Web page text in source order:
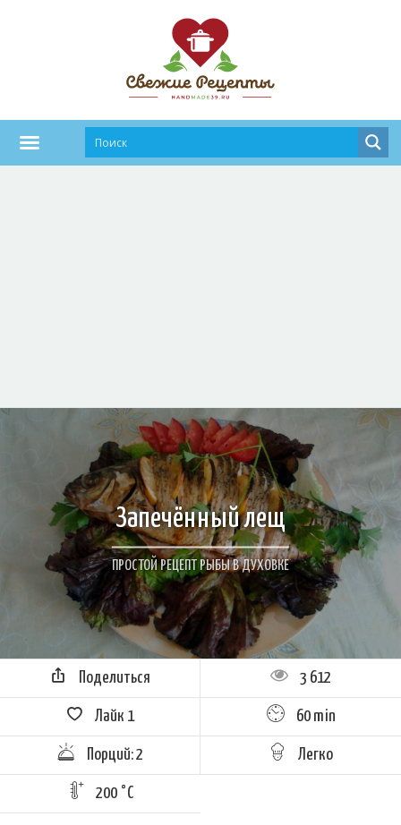
Запечённый лещ
ПРОСТОЙ РЕЦЕПТ РЫБЫ В ДУХОВКЕ
Поделиться 3 612
Лайк 1 60 min
Порций: 2 Легко
200 °C